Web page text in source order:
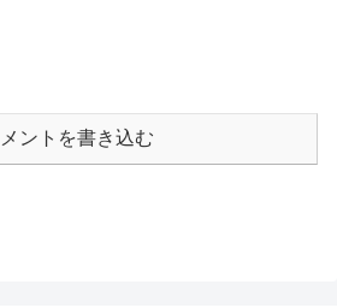
ントを書き込む